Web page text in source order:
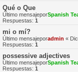
Qué o Que
Último mensajeporSpanish
Respuestas: 1
mi o mí?
Último mensajeporadmin «
Respuestas: 1
possessive adjectives
Último mensajeporSpanish
Respuestas: 1